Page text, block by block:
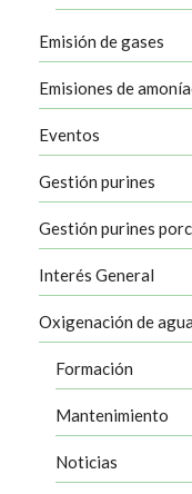
Emisión de gases
Emisiones de
Eventos
Gestión purines
Gestión purines
Interés General
Oxigenación de
Formación
Mantenimiento
Noticias